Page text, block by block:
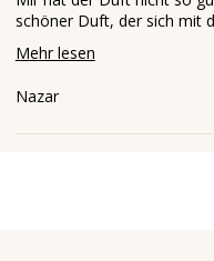
schöner Duft, der sich mit
Mehr lesen
Nazar